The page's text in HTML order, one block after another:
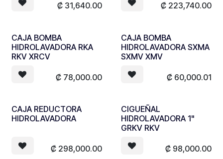
₡ 31,640.00 ₡ 223,740.00
CAJA BOMBA
HIDROLAVADORA RKA
RKV XRCV
₡ 78,000.00
CAJA BOMBA
HIDROLAVADORA SXMA
SXMV XMV
₡ 60,000.01
CAJA REDUCTORA
HIDROLAVADORA
₡ 298,000.00
CIGUEÑAL
HIDROLAVADORA 1"
GRKV RKV
₡ 98,000.00